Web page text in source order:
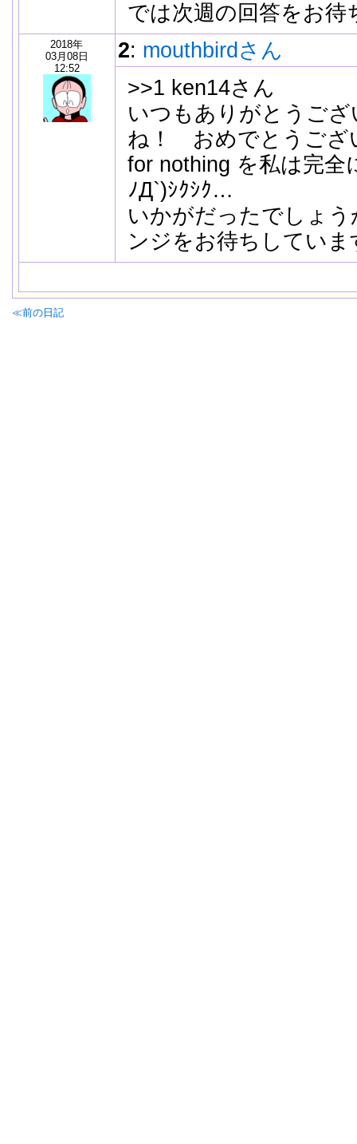
では次週の回答をお待
2018年
03月08日
12:52
2: mouthbirdさん
>>1 ken14さん
いつもありがとうご
ね！ おめでとうござ
for nothing を私は完全
ﾉД`)ｼｸｼｸ…
いかがだったでしょ
ンジをお待ちしていま
≪前の日記